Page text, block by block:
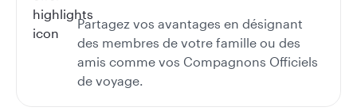
Partagez vos avantages en désignant
des membres de votre famille ou des
amis comme vos Compagnons Officiels
de voyage.